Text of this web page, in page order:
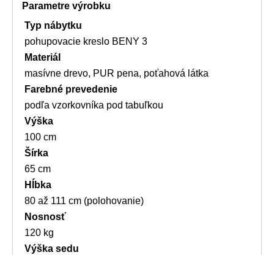
Parametre výrobku
Typ nábytku
pohupovacie kreslo BENY 3
Materiál
masívne drevo, PUR pena, poťahová látka
Farebné prevedenie
podľa vzorkovníka pod tabuľkou
Výška
100 cm
Šírka
65 cm
Hĺbka
80 až 111 cm (polohovanie)
Nosnosť
120 kg
Výška sedu